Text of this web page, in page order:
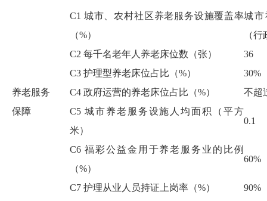
养老服务
保障
C1 城市、农村社区养老服务设施覆盖率
（%）
城
（
C2 每千名老年人养老床位数（张）
36
C3 护理型养老床位占比 （%）
30%
C4 政府运营的养老床位占比（%）
不超
C5 城市养老服务设施人均面积（平方
米）
0.1
C6 福彩公益金用于养老服务业的比例
（%）
60%
C7 护理从业人员持证上岗率（%） 90%